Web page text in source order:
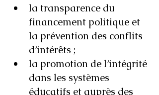
la transparence du
financement politique et
la prévention des conflits
d’intérêts ;
la promotion de l’intégrité
dans les systèmes
éducatifs et auprès des